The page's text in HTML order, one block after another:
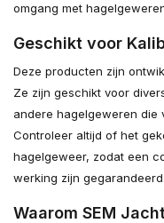
omgang met
Geschikt voor
Deze producten zijn
Ze zijn geschikt voor
andere hagelgeweren die
Controleer altijd of het
hagelgeweer, zodat een
werking zijn gegarandeerd.
Waarom SEM